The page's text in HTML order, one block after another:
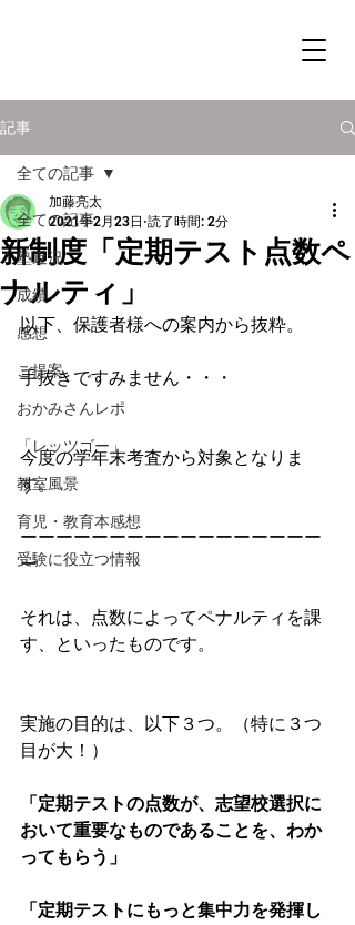
記事
全ての記事
塾近況
成績
感想
ご提案
おかみさんレポ
「レッツゴー」
教室風景
育児・教育本感想
受験に役立つ情報
全ての記事
新制度「定期テスト点数ペ
ナルティ」
加藤亮太
2021年2月23日 読了時間: 2分
以下、保護者様への案内から抜粋。
手抜きですみません・・・
今度の学年末考査から対象となりま
す。
ーーーーーーーーーーーーーーーーー
ー
それは、点数によってペナルティを課
す、といったものです。
実施の目的は、以下３つ。（特に３つ
目が大！）
「定期テストの点数が、志望校選択に
おいて重要なものであることを、わか
ってもらう」
「定期テストにもっと集中力を発揮し